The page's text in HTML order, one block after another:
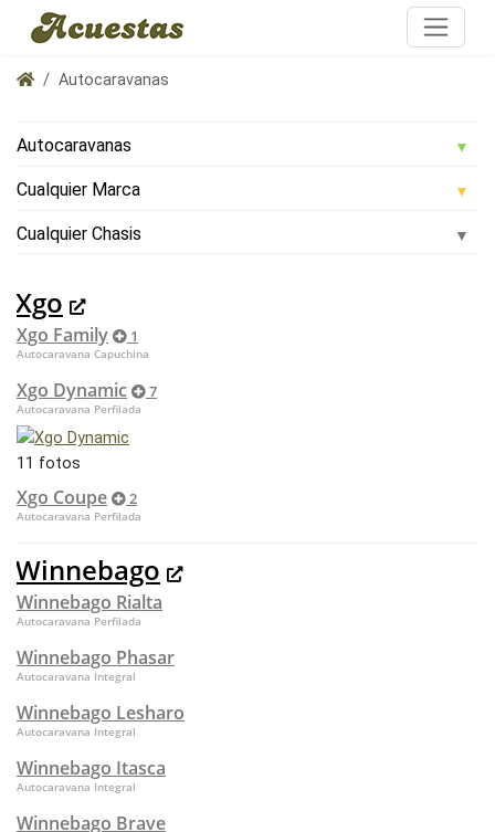
Autocaravanas
Xgo
Xgo Family 1
Autocaravana Capuchina
Xgo Dynamic 7
Autocaravana Perfilada
11 fotos
Xgo Coupe 2
Autocaravana Perfilada
Winnebago
Winnebago Rialta
Autocaravana Perfilada
Winnebago Phasar
Autocaravana Integral
Winnebago Lesharo
Autocaravana Integral
Winnebago Itasca
Autocaravana Integral
Winnebago Brave